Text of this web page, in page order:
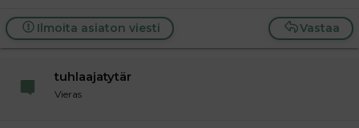
Vastaa
Ilmoita asiaton viesti
tuhlaajatytär
Vieras